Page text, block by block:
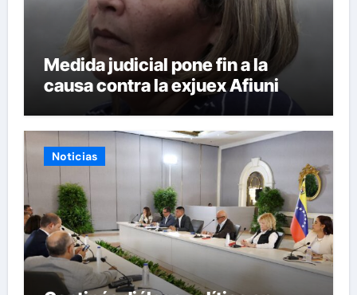
Medida judicial pone fin a la
causa contra la exjuex Afiuni
Noticias